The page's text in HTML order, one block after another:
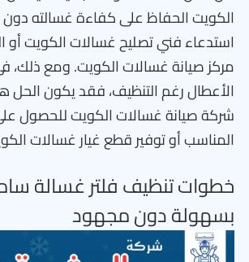
الكويت الحفاظ على كفاءة غسالته دون
استدعاء فني تصليح غسالات الكويت
مركز صيانة غسالات الكويت. ومع ذلك،
الأعطال رغم التنظيف، فقد يكون الحل
شركة صيانة غسالات الكويت للحصول
المناسب أو توفير قطع غيار غسالات
خطوات تنظيف فلتر غسالة
بسهولة دون مجهود